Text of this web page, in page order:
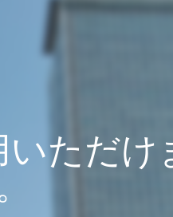
ただけ